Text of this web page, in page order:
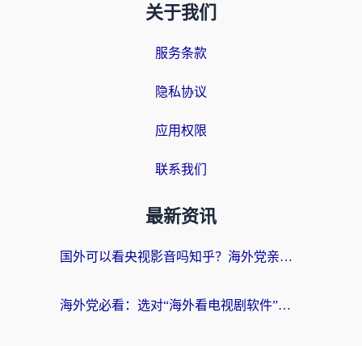
关于我们
服务条款
隐私协议
应用权限
联系我们
最新资讯
国外可以看央视影音吗知乎？海外党亲测有效的回国加速方案
海外党必看：选对“海外看电视剧软件”，再也不用愁国内剧刷不了